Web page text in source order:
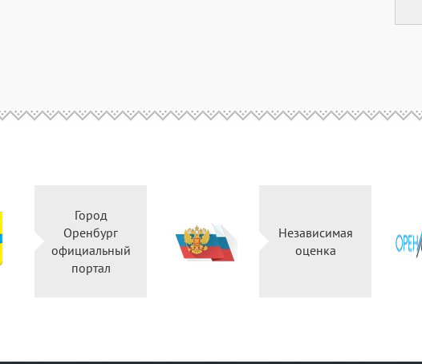
Город
Оренбург
официальный
портал
Независимая
оценка